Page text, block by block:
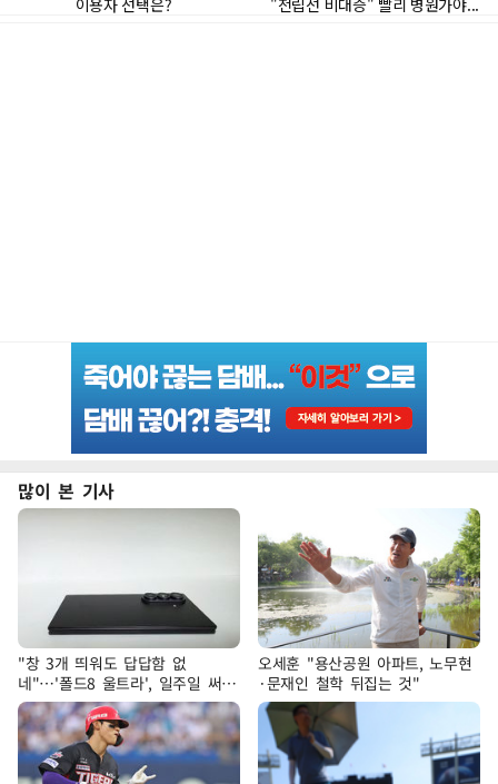
많이 본 기사
"창 3개 띄워도 답답함 없
네"…'폴드8 울트라', 일주일 써보
니
오세훈 "용산공원 아파트, 노무현
·문재인 철학 뒤집는 것"